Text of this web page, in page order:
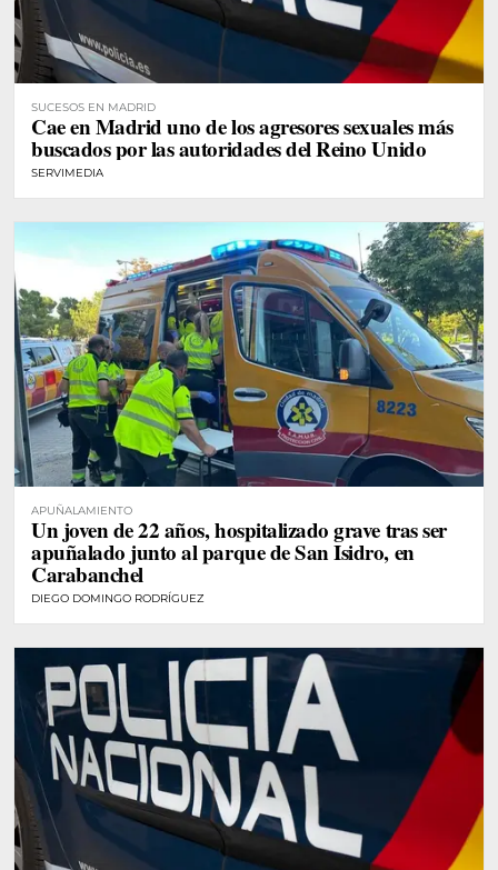
SUCESOS EN MADRID
Cae en Madrid uno de los agresores sexuales más
buscados por las autoridades del Reino Unido
SERVIMEDIA
APUÑALAMIENTO
Un joven de 22 años, hospitalizado grave tras ser
apuñalado junto al parque de San Isidro, en
Carabanchel
DIEGO DOMINGO RODRÍGUEZ